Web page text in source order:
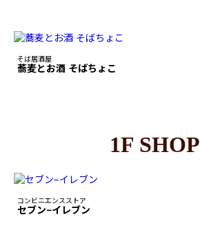
そば居酒屋
蕎麦とお酒 そばちょこ
1F SHOP
コンビニエンスストア
セブン−イレブン